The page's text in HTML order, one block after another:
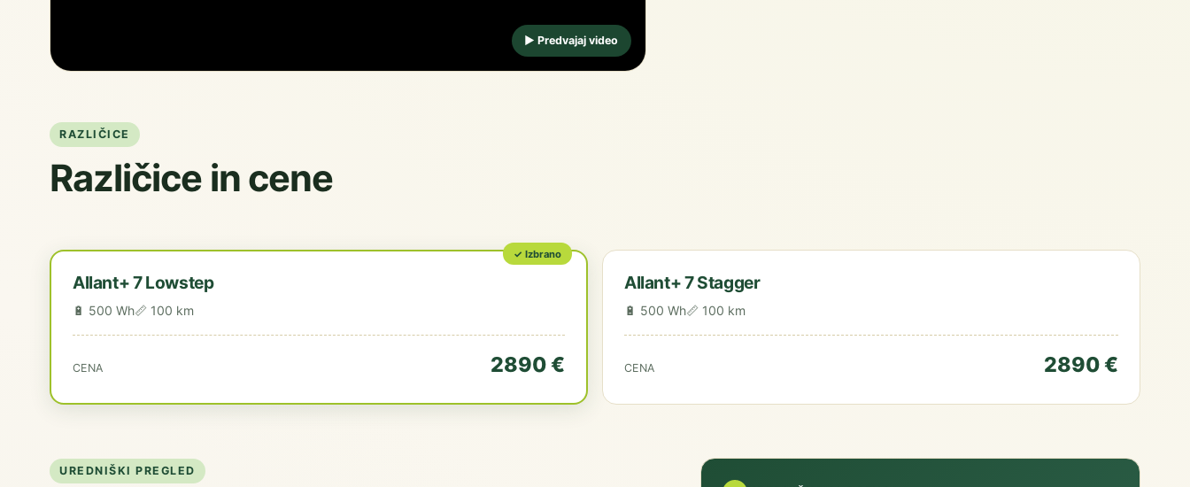
▶ Predvajaj video
RAZLIČICE
Različice in cene
✓ Izbrano
Allant+ 7 Lowstep
🔋 500 Wh📏 100 km
CENA 2890 €
Allant+ 7 Stagger
🔋 500 Wh📏 100 km
CENA 2890 €
UREDNIŠKI PREGLED